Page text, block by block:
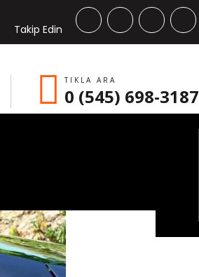
Takip Edin
TIKLA ARA
0 (545) 698-3187